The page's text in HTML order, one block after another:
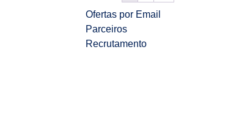
Ofertas por Email
Parceiros
Recrutamento